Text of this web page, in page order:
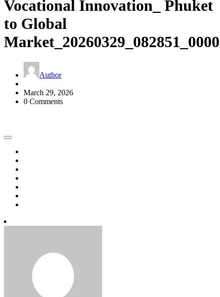
Vocational Innovation_ Phuket
to Global
Market_20260329_082851_0000
Author
March 29, 2026
0 Comments